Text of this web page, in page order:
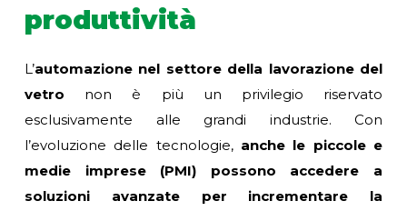
produttività
L’automazione nel settore della lavorazione del
vetro non è più un privilegio riservato
esclusivamente alle grandi industrie. Con
l’evoluzione delle tecnologie, anche le piccole e
medie imprese (PMI) possono accedere a
soluzioni avanzate per incrementare la